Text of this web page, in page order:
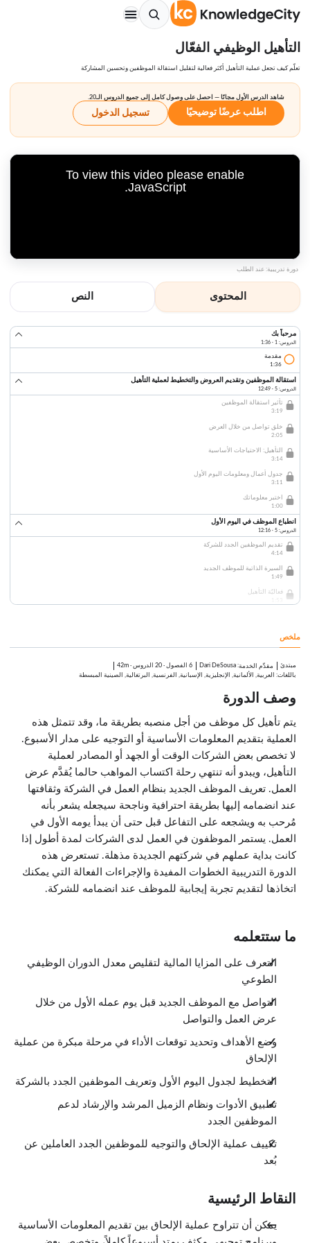
التأهيل الوظيفي الفعّال
تعلّم كيف تجعل عملية التأهيل أكثر فعالية لتقليل استقالة الموظفين وتحسين المشاركة
شاهد الدرس الأول مجانًا — احصل على وصول كامل إلى جميع الدروس الـ20.
اطلب عرضًا توضيحيًا تسجيل الدخول
To view this video please enable
JavaScript.
دورة تدريبية: عند الطلب
المحتوى النص
مرحباً بك
الدروس: 1 · 1:36
مقدمة
1:36
استقالة الموظفين وتقديم العروض والتخطيط لعملية التأهيل
الدروس: 5 · 12:49
تأثير استقالة الموظفين
3:19
خلق تواصل من خلال العرض
2:05
التأهيل: الاحتياجات الأساسية
3:14
جدول أعمال ومعلومات اليوم الأول
3:11
اختبر معلوماتك
1:00
انطباع الموظف في اليوم الأول
الدروس: 5 · 12:16
تقديم الموظفين الجدد للشركة
4:14
السيرة الذاتية للموظف الجديد
1:49
فعاليّة التأهيل
اختبر معلوماتك
1:00
تجهيز الموظفين الجدد للنجاح
الدروس: 4 · 7:01
2:42
1:44
كيف تعرف ما إذا كان يعمل؟
1:35
اختبر معلوماتك
1:00
الدروس: 4 · 8:01
أوراق الموظف الجديد الذي يعمل عن بعد
توجيه الموظف الجديد الذي يعمل عن بعد
1:43
أفكار للتأهيل الناجح عن بعد
2:24
اختبر معلوماتك
1:00
ملخص
مبتدئ مقدِّم الخدمة:
Dari DeSousa 6 الفصول · 20 الدروس ·
42m
باللغات: العربية, الألمانية, الإنجليزية, الإسبانية, الفرنسية, البرتغالية, الصينية المبسطة
وصف الدورة
يتم تأهيل كل موظف من أجل منصبه بطريقة ما، وقد تتمثل هذه
العملية بتقديم المعلومات الأساسية أو التوجيه على مدار الأسبوع.
لا تخصص بعض الشركات الوقت أو الجهد أو المصادر لعملية
التأهيل، ويبدو أنه تنتهي رحلة اكتساب المواهب حالما يُقدَّم عرض
العمل. تعريف الموظف الجديد بنظام العمل في الشركة وثقافتها
عند انضمامه إليها بطريقة احترافية وناجحة سيجعله يشعر بأنه
مُرحب به ويشجعه على التفاعل قبل حتى أن يبدأ يومه الأول في
العمل. يستمر الموظفون في العمل لدى الشركات لمدة أطول إذا
كانت بداية عملهم في شركتهم الجديدة مذهلة. تستعرض هذه
الدورة التدريبية الخطوات المفيدة والإجراءات الفعالة التي يمكنك
اتخاذها لتقديم تجربة إيجابية للموظف عند انضمامه للشركة.
ما ستتعلمه
التعرف على المزايا المالية لتقليص معدل الدوران الوظيفي
الطوعي
التواصل مع الموظف الجديد قبل يوم عمله الأول من خلال
عرض العمل والتواصل
وضع الأهداف وتحديد توقعات الأداء في مرحلة مبكرة من عملية
الإلحاق
التخطيط لجدول اليوم الأول وتعريف الموظفين الجدد بالشركة
تطبيق الأدوات ونظام الزميل المرشد والإرشاد لدعم
الموظفين الجدد
تكييف عملية الإلحاق والتوجيه للموظفين الجدد العاملين عن
بُعد
النقاط الرئيسية
يمكن أن تتراوح عملية الإلحاق بين تقديم المعلومات الأساسية